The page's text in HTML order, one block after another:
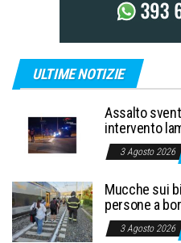
ULTIME NOTIZIE
Assalto
intervento
3 Agosto 2026
Mucche sui
persone a
3 Agosto 2026